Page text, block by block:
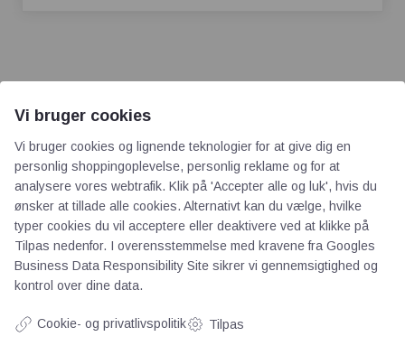
AOT
Om os
Kontakt
Persondata
Videncentre
Vi bruger cookies
Vi bruger cookies og lignende teknologier for at give dig en
personlig shoppingoplevelse, personlig reklame og for at
analysere vores webtrafik. Klik på 'Accepter alle og luk', hvis du
ønsker at tillade alle cookies. Alternativt kan du vælge, hvilke
typer cookies du vil acceptere eller deaktivere ved at klikke på
Tilpas nedenfor. I overensstemmelse med kravene fra Googles
Business Data Responsibility Site sikrer vi gennemsigtighed og
kontrol over dine data.
Cookie- og privatlivspolitik Tilpas